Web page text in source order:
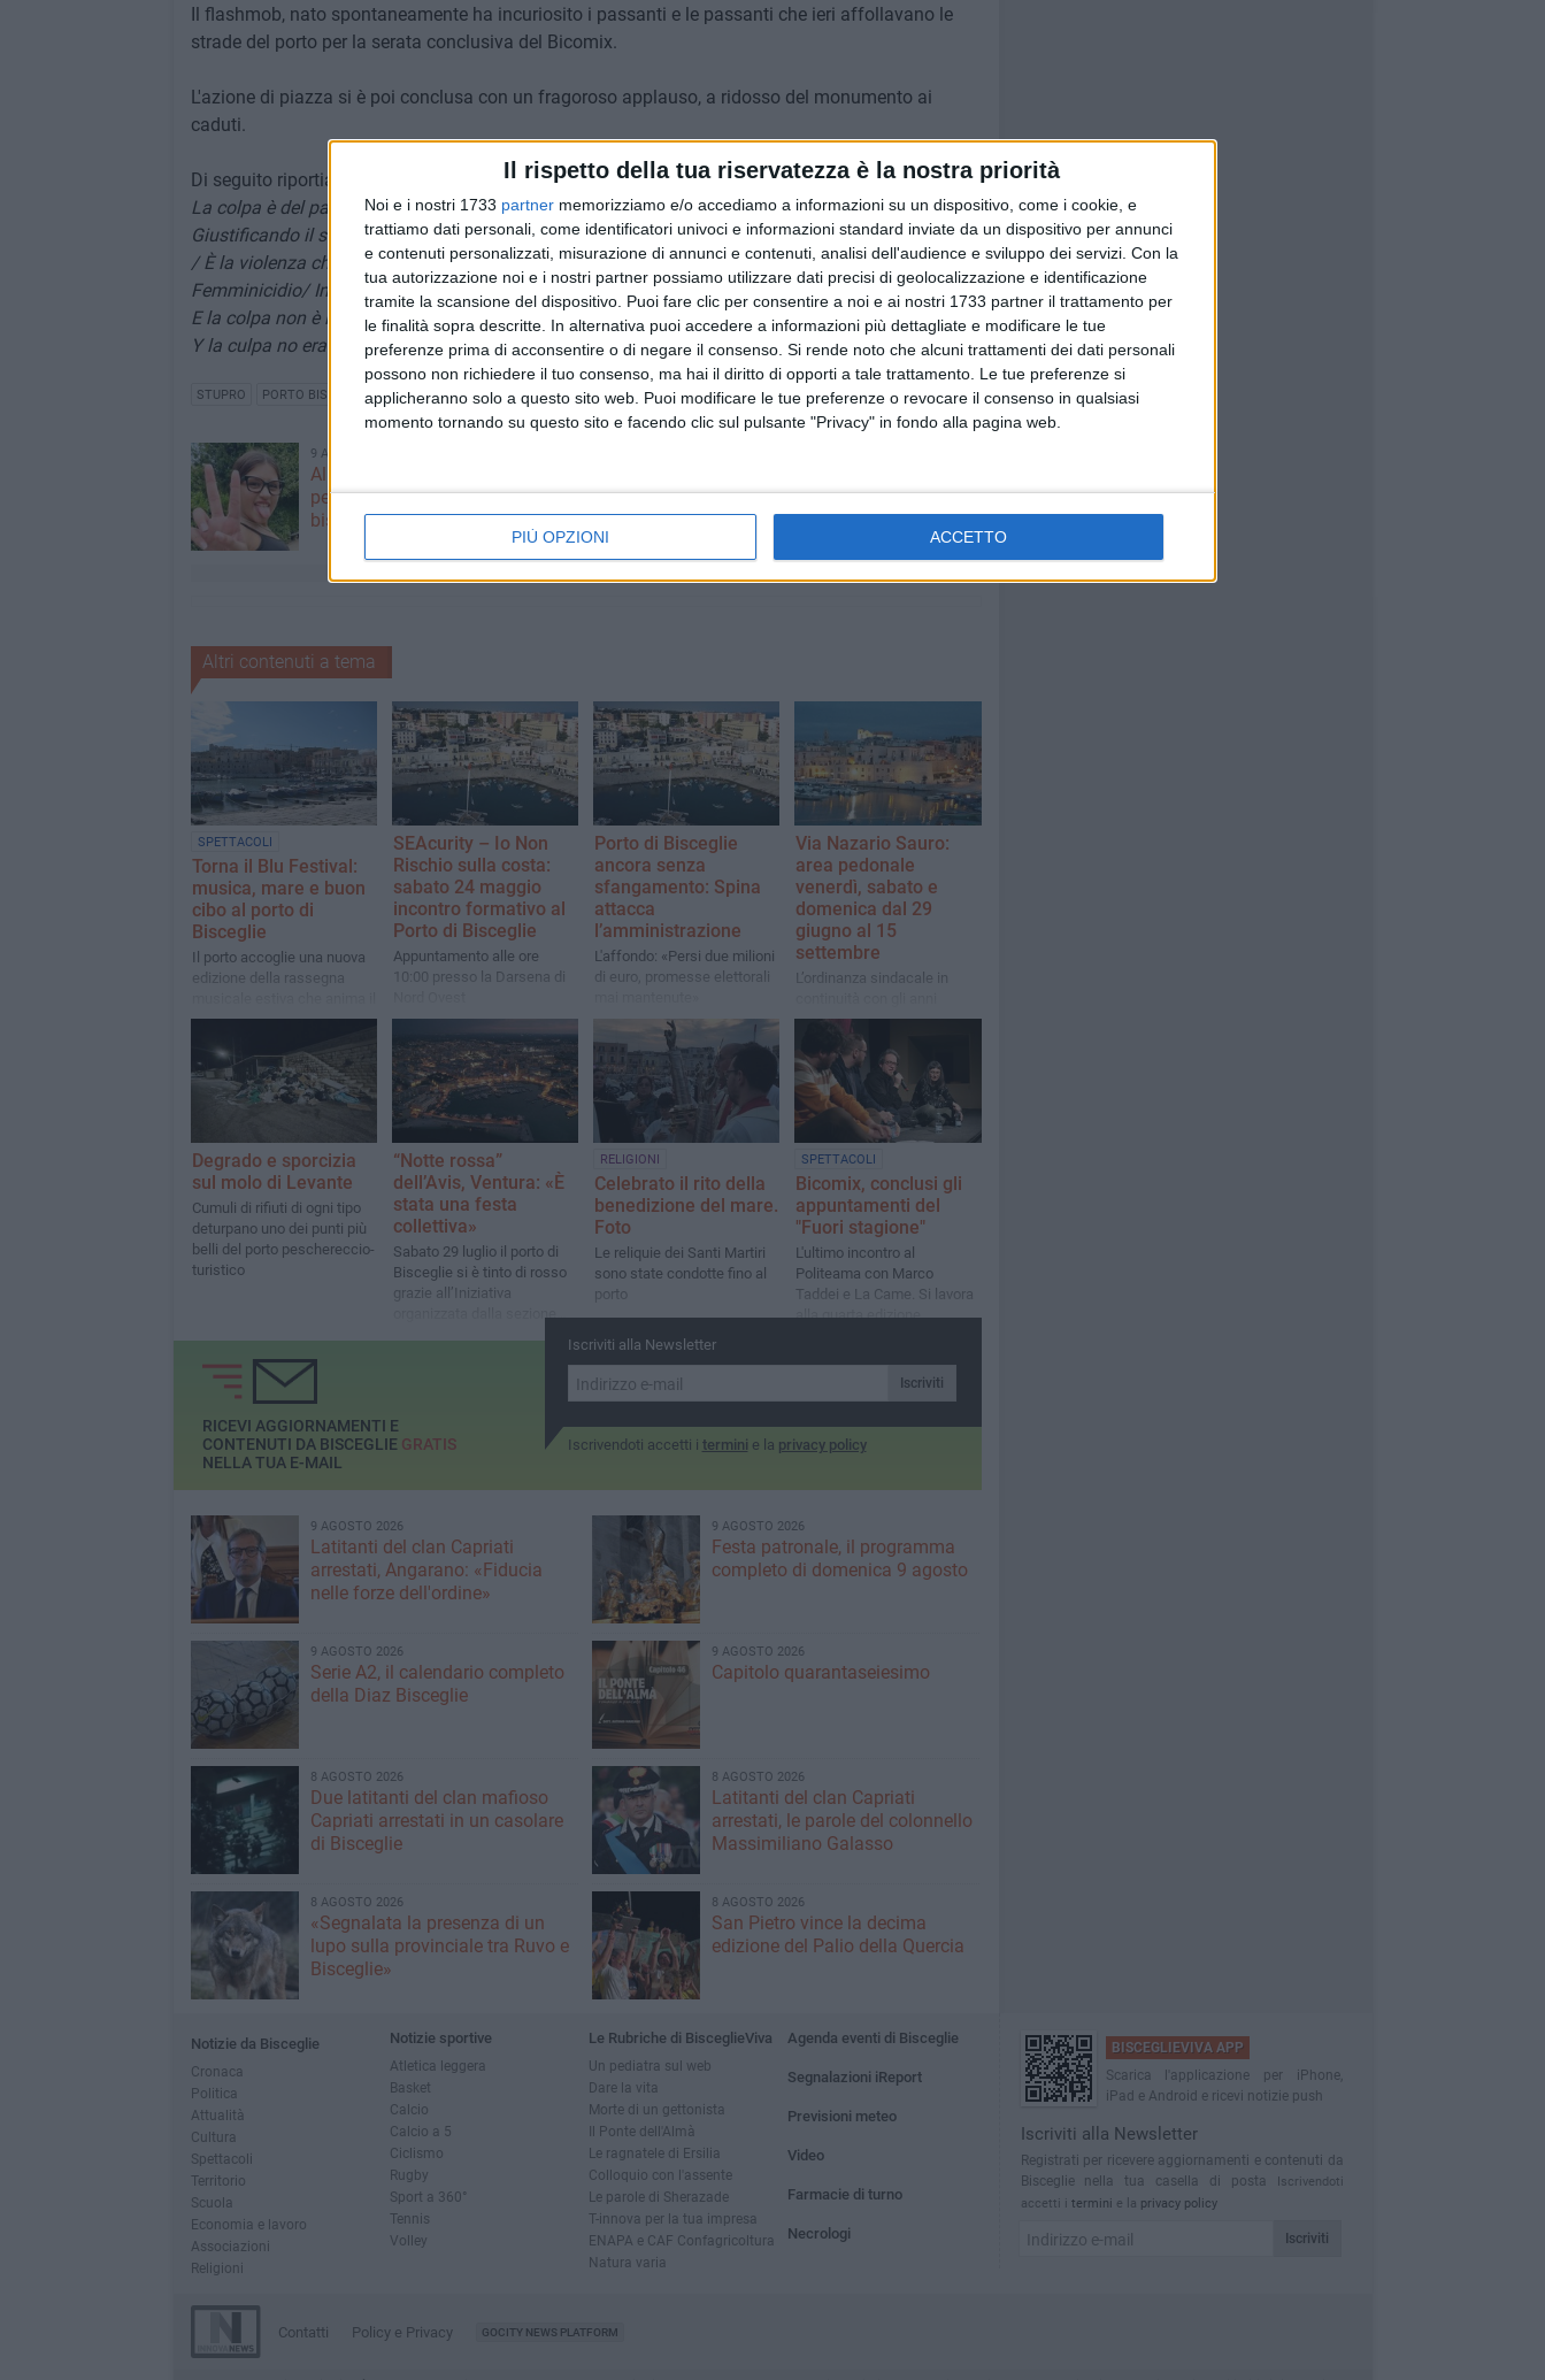
Il rispetto della tua riservatezza è la nostra priorità
Noi e i nostri 1733 partner memorizziamo e/o accediamo a informazioni su un dispositivo, come i cookie, e
trattiamo dati personali, come identificatori univoci e informazioni standard inviate da un dispositivo per annunci
e contenuti personalizzati, misurazione di annunci e contenuti, analisi dell'audience e sviluppo dei servizi. Con la
tua autorizzazione noi e i nostri partner possiamo utilizzare dati precisi di geolocalizzazione e identificazione
tramite la scansione del dispositivo. Puoi fare clic per consentire a noi e ai nostri 1733 partner il trattamento per
le finalità sopra descritte. In alternativa puoi accedere a informazioni più dettagliate e modificare le tue
preferenze prima di acconsentire o di negare il consenso. Si rende noto che alcuni trattamenti dei dati personali
possono non richiedere il tuo consenso, ma hai il diritto di opporti a tale trattamento. Le tue preferenze si
applicheranno solo a questo sito web. Puoi modificare le tue preferenze o revocare il consenso in qualsiasi
momento tornando su questo sito e facendo clic sul pulsante "Privacy" in fondo alla pagina web.
PIÙ OPZIONI ACCETTO
Il flashmob, nato spontaneamente ha incuriosito i passanti e le passanti che ieri affollavano le
strade del porto per la serata conclusiva del Bicomix.
L'azione di piazza si è poi conclusa con un fragoroso applauso, a ridosso del monumento ai
caduti.
Di seguito riportiamo il testo integrale del coro.
La colpa è del patriarcato / Il braccio armato dello stato/ Dice che sono il problema
Giustificando il suo sistema / Il patriarcato punta il dito / E ci giudica impunito / Il nostro castigo
/ È la violenza che ora vivo
Femminicidio/ Impunità per l'assassino / È l'abuso / È lo stupro
E la colpa non è la mia / Nè dentro casa / Nè per la via
Y la culpa no era mía ni donde estaba ni cómo vestía
STUPRO PORTO BISCEGLIE
9 AGOSTO 2026
Alicia Amoruso, nuove iniziative
per ricordare la 12enne
biscegliese
viale Calace, evacuate due
famiglie
Altri contenuti a tema
SPETTACOLI
Torna il Blu Festival:
musica, mare e buon
cibo al porto di
Bisceglie
Il porto accoglie una nuova
edizione della rassegna
waterfront e via La Spiaggia
SEAcurity – Io Non
Rischio sulla costa:
sabato 24 maggio
incontro formativo al
Porto di Bisceglie
Appuntamento alle ore
10:00 presso la Darsena di
Porto di Bisceglie
ancora senza
sfangamento: Spina
attacca
l’amministrazione
L'affondo: «Persi due milioni
di euro, promesse elettorali
Via Nazario Sauro:
area pedonale
venerdì, sabato e
domenica dal 29
giugno al 15
settembre
L’ordinanza sindacale in
passati per la promozione
dello sviluppo turistico e
delle attività commerciali
della zona portuale
Degrado e sporcizia
sul molo di Levante
Cumuli di rifiuti di ogni tipo
deturpano uno dei punti più
belli del porto peschereccio-
turistico
“Notte rossa”
dell’Avis, Ventura: «È
stata una festa
collettiva»
Sabato 29 luglio il porto di
Bisceglie si è tinto di rosso
grazie all’Iniziativa
organizzata dalla sezione
RELIGIONI
Celebrato il rito della
benedizione del mare.
Foto
Le reliquie dei Santi Martiri
sono state condotte fino al
porto
SPETTACOLI
Bicomix, conclusi gli
appuntamenti del
"Fuori stagione"
L'ultimo incontro al
Politeama con Marco
Taddei e La Came. Si lavora
alla quarta edizione
Iscriviti alla Newsletter
Iscriviti
Iscrivendoti accetti i termini e la privacy policy
RICEVI AGGIORNAMENTI E
CONTENUTI DA BISCEGLIE GRATIS
NELLA TUA E-MAIL
9 AGOSTO 2026
Latitanti del clan Capriati
arrestati, Angarano: «Fiducia
nelle forze dell'ordine»
9 AGOSTO 2026
Festa patronale, il programma
completo di domenica 9 agosto
9 AGOSTO 2026
Serie A2, il calendario completo
della Diaz Bisceglie
9 AGOSTO 2026
Capitolo quarantaseiesimo
8 AGOSTO 2026
Due latitanti del clan mafioso
Capriati arrestati in un casolare
di Bisceglie
8 AGOSTO 2026
Latitanti del clan Capriati
arrestati, le parole del colonnello
Massimiliano Galasso
8 AGOSTO 2026
«Segnalata la presenza di un
lupo sulla provinciale tra Ruvo e
Bisceglie»
8 AGOSTO 2026
San Pietro vince la decima
edizione del Palio della Quercia
Notizie da Bisceglie
Cronaca
Politica
Attualità
Cultura
Spettacoli
Territorio
Scuola
Economia e lavoro
Associazioni
Religioni
Notizie sportive
Atletica leggera
Basket
Calcio
Calcio a 5
Ciclismo
Rugby
Sport a 360°
Tennis
Volley
Le Rubriche di BisceglieViva
Un pediatra sul web
Dare la vita
Morte di un gettonista
Il Ponte dell'Almà
Le ragnatele di Ersilia
Colloquio con l'assente
Le parole di Sherazade
T-innova per la tua impresa
ENAPA e CAF Confagricoltura
Natura varia
Agenda eventi di Bisceglie
Segnalazioni iReport
Previsioni meteo
Video
Farmacie di turno
Necrologi
BISCEGLIEVIVA APP
Scarica l'applicazione per iPhone,
iPad e Android e ricevi notizie push
Iscriviti alla Newsletter
Registrati per ricevere aggiornamenti e contenuti da
Bisceglie nella tua casella di posta
Iscrivendoti
accetti i termini e la privacy policy
Iscriviti
Contatti Policy e Privacy GOCITY NEWS PLATFORM